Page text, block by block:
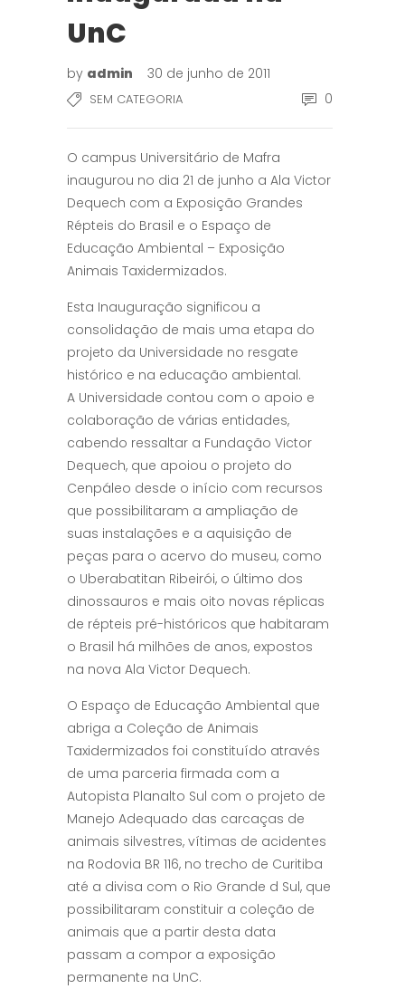
UnC
by admin 30 de junho de 2011
SEM CATEGORIA 0
O campus Universitário de Mafra
inaugurou no dia 21 de junho a Ala Victor
Dequech com a Exposição Grandes
Répteis do Brasil e o Espaço de
Educação Ambiental – Exposição
Animais Taxidermizados.
Esta Inauguração significou a
consolidação de mais uma etapa do
projeto da Universidade no resgate
histórico e na educação ambiental.
A Universidade contou com o apoio e
colaboração de várias entidades,
cabendo ressaltar a Fundação Victor
Dequech, que apoiou o projeto do
Cenpáleo desde o início com recursos
que possibilitaram a ampliação de
suas instalações e a aquisição de
peças para o acervo do museu, como
o Uberabatitan Ribeirói, o último dos
dinossauros e mais oito novas réplicas
de répteis pré-históricos que habitaram
o Brasil há milhões de anos, expostos
na nova Ala Victor Dequech.
O Espaço de Educação Ambiental que
abriga a Coleção de Animais
Taxidermizados foi constituído através
de uma parceria firmada com a
Autopista Planalto Sul com o projeto de
Manejo Adequado das carcaças de
animais silvestres, vítimas de acidentes
na Rodovia BR 116, no trecho de Curitiba
até a divisa com o Rio Grande d Sul, que
possibilitaram constituir a coleção de
animais que a partir desta data
passam a compor a exposição
permanente na UnC.